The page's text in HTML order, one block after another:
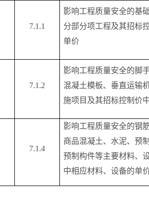
7.1.1
影响工程质量安全的基
分部分项工程及其招标
单价
7.1.2
影响工程质量安全的脚
混凝土模板、垂直运输
施项目及其招标控制价
7.1.4
影响工程质量安全的钢
商品混凝土、水泥、预
预制构件等主要材料、
中相应材料、设备的单